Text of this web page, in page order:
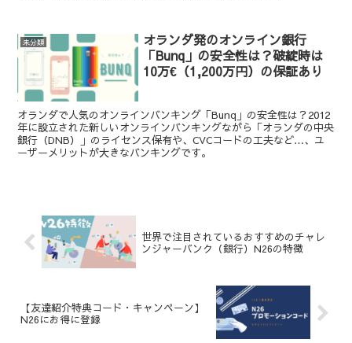
未分類
オランダ発のオンライン銀行
「Bunq」の安全性は？破綻時は
10万€（1,200万円）の保証あり
オランダで人気のオンラインバンキング「Bunq」の安全性は？2012
年に設立された新しいオンラインバンキングながら「オランダの中央
銀行（DNB）」のライセンス保有や、CVCコードの工夫など…、ユ
ーザーメリットが大きなバンキングです。
世界で注目されているおすすめのチャレ
ンジャーバンク（銀行）N26の特徴
【友達紹介特典コード・キャンペーン】
N26にお得に登録